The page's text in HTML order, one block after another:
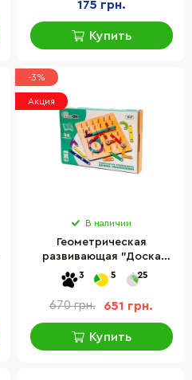
175 грн.
Купить
-3%
Акция
В наличии
Геометрическая
развивающая "Доска
Монтессори" PuzzleOK
Puz-27260, 56 комбинаций
3 5 25
670 грн. 651 грн.
Купить